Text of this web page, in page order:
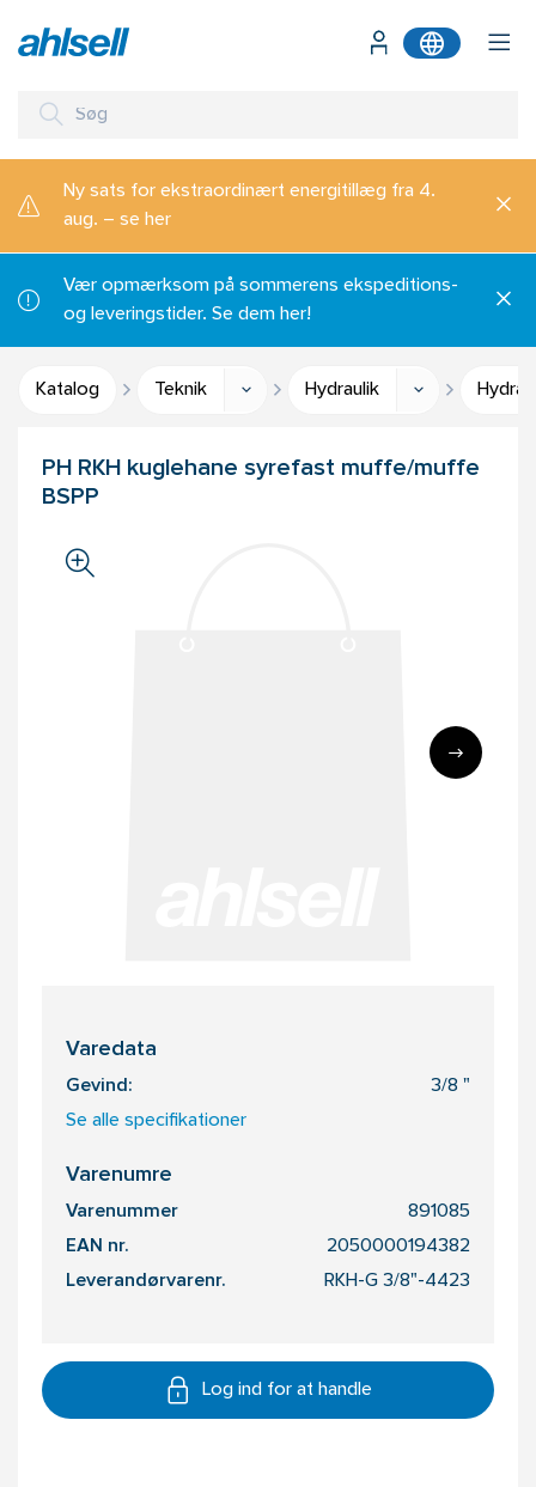
Ny sats for ekstraordinært energitillæg fra 4.
aug. – se her
Vær opmærksom på sommerens ekspeditions-
og leveringstider. Se dem her!
Katalog Teknik Hydraulik
PH RKH kuglehane syrefast muffe/muffe
BSPP
Varedata
Gevind: 3/8 "
Se alle specifikationer
Varenumre
Varenummer 891085
EAN nr. 2050000194382
Leverandørvarenr. RKH-G 3/8"-4423
Log ind for at handle